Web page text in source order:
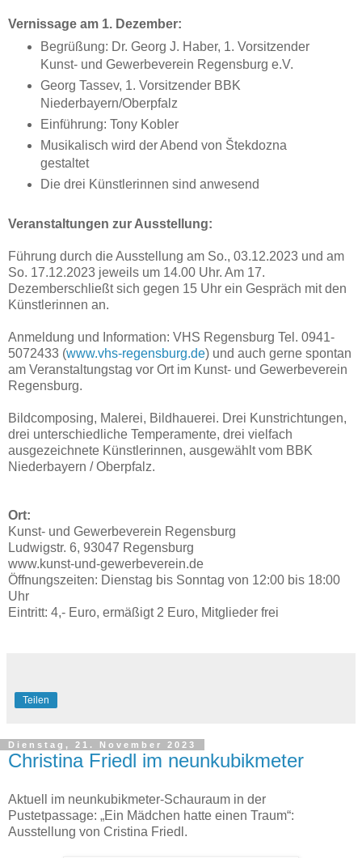
Vernissage am 1. Dezember:
Begrüßung: Dr. Georg J. Haber, 1. Vorsitzender
Kunst- und Gewerbeverein Regensburg e.V.
Georg Tassev, 1. Vorsitzender BBK
Niederbayern/Oberpfalz
Einführung: Tony Kobler
Musikalisch wird der Abend von Štekdozna
gestaltet
Die drei Künstlerinnen sind anwesend
Veranstaltungen zur Ausstellung:
Führung durch die Ausstellung am So., 03.12.2023 und am
So. 17.12.2023 jeweils um 14.00 Uhr. Am 17.
Dezemberschließt sich gegen 15 Uhr ein Gespräch mit den
Künstlerinnen an.
Anmeldung und Information: VHS Regensburg Tel. 0941-
5072433 (www.vhs-regensburg.de) und auch gerne spontan
am Veranstaltungstag vor Ort im Kunst- und Gewerbeverein
Regensburg.
Bildcomposing, Malerei, Bildhauerei. Drei Kunstrichtungen,
drei unterschiedliche Temperamente, drei vielfach
ausgezeichnete Künstlerinnen, ausgewählt vom BBK
Niederbayern / Oberpfalz.
Ort:
Kunst- und Gewerbeverein Regensburg
Ludwigstr. 6, 93047 Regensburg
www.kunst-und-gewerbeverein.de
Öffnungszeiten: Dienstag bis Sonntag von 12:00 bis 18:00
Uhr
Eintritt: 4,- Euro, ermäßigt 2 Euro, Mitglieder frei
Teilen
Dienstag, 21. November 2023
Christina Friedl im neunkubikmeter
Aktuell im neunkubikmeter-Schauraum in der
Pustetpassage: „Ein Mädchen hatte einen Traum“:
Ausstellung von Cristina Friedl.